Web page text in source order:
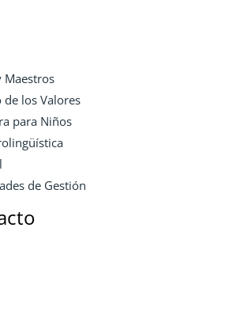
Maestros
de los Valores
para Niños
de Gestión